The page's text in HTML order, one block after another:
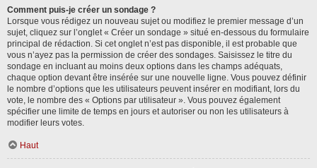
Comment puis-je créer un sondage ?
Lorsque vous rédigez un nouveau sujet ou modifiez le premier message d’un
sujet, cliquez sur l’onglet « Créer un sondage » situé en-dessous du formulaire
principal de rédaction. Si cet onglet n’est pas disponible, il est probable que
vous n’ayez pas la permission de créer des sondages. Saisissez le titre du
sondage en incluant au moins deux options dans les champs adéquats,
chaque option devant être insérée sur une nouvelle ligne. Vous pouvez définir
le nombre d’options que les utilisateurs peuvent insérer en modifiant, lors du
vote, le nombre des « Options par utilisateur ». Vous pouvez également
spécifier une limite de temps en jours et autoriser ou non les utilisateurs à
modifier leurs votes.
Haut